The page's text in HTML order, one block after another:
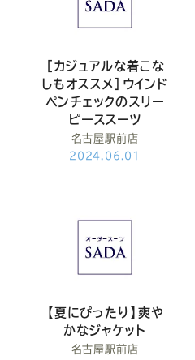
［カジュアルな着こな
しもオススメ］ウインド
ペンチェックのスリー
ピーススーツ
名古屋駅前店
2024.06.01
【夏にぴったり】爽や
かなジャケット
名古屋駅前店